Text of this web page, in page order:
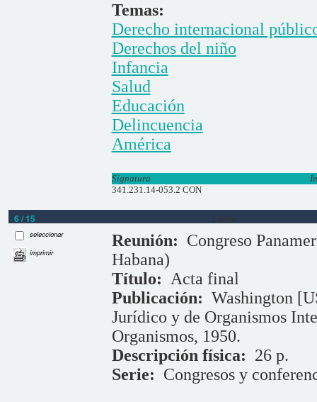
Temas:
Derecho internacional
Derechos del niño
Infancia
Salud
Educación
Delincuencia
América
Signatura
341.231.14-053.2 CON
6 / 15 Libros
seleccionar
imprimir
Reunión: Congreso
Habana)
Título: Acta final
Publicación: Washington
Jurídico y de Organismos
Organismos, 1950.
Descripción física: 26 p.
Serie: Congresos y